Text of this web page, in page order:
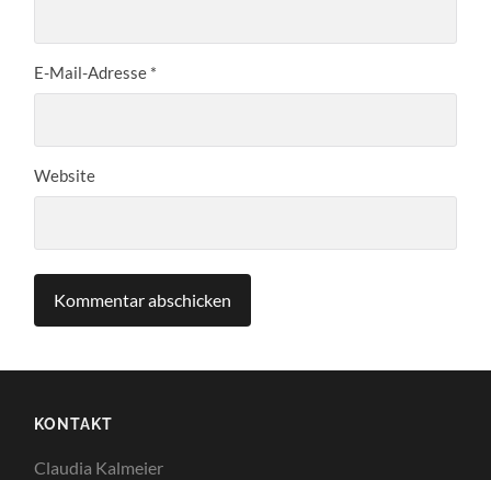
E-Mail-Adresse *
Website
KONTAKT
Claudia Kalmeier